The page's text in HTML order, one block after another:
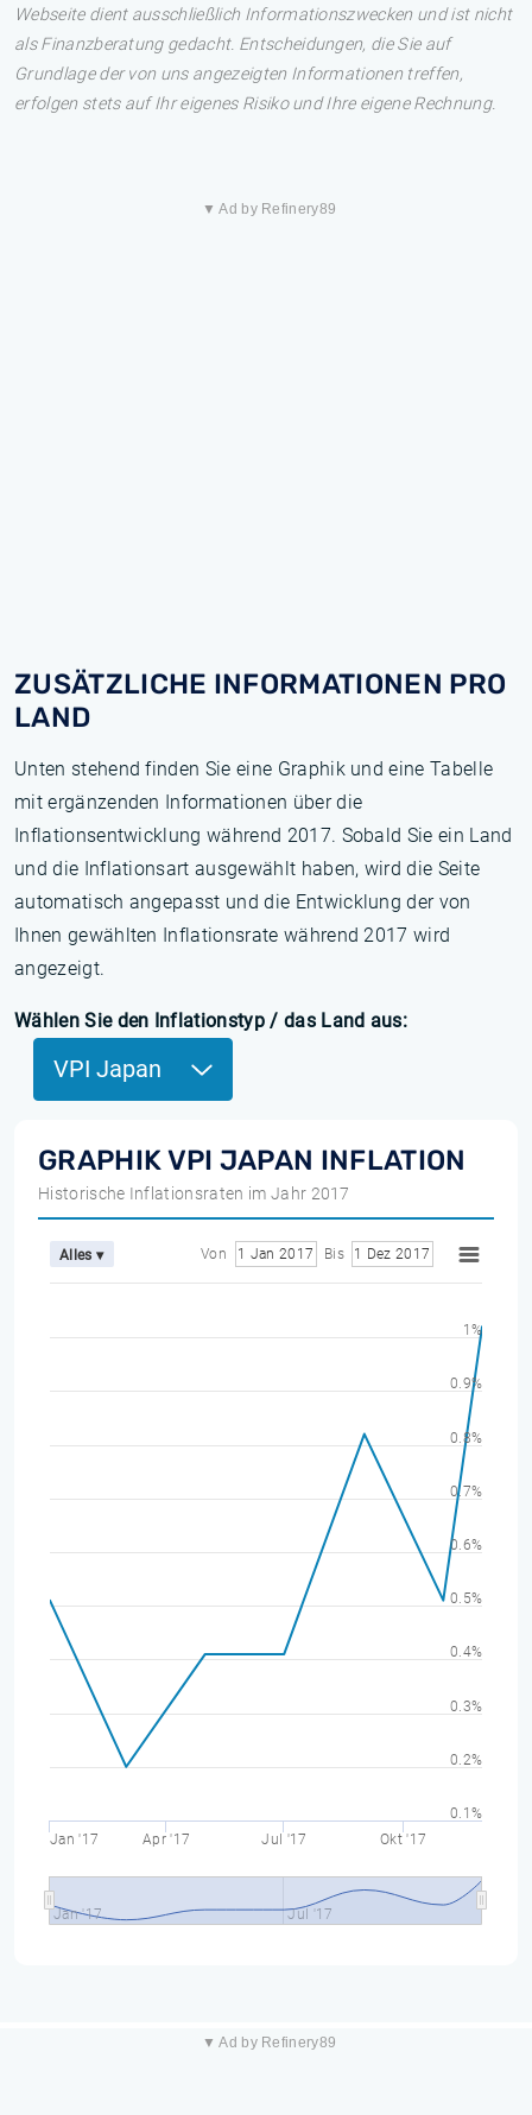
Webseite dient ausschließlich Informationszwecken und ist nicht
als Finanzberatung gedacht. Entscheidungen, die Sie auf
Grundlage der von uns angezeigten Informationen treffen,
erfolgen stets auf Ihr eigenes Risiko und Ihre eigene Rechnung.
▼ Ad by Refinery89
ZUSÄTZLICHE INFORMATIONEN PRO
LAND
Unten stehend finden Sie eine Graphik und eine Tabelle
mit ergänzenden Informationen über die
Inflationsentwicklung während 2017. Sobald Sie ein Land
und die Inflationsart ausgewählt haben, wird die Seite
automatisch angepasst und die Entwicklung der von
Ihnen gewählten Inflationsrate während 2017 wird
angezeigt.
Wählen Sie den Inflationstyp / das Land aus:
VPI Japan
GRAPHIK VPI JAPAN INFLATION
Historische Inflationsraten im Jahr 2017
Alles ▾ Von 1 Jan 2017 Bis 1 Dez 2017
Jan '17 Apr '17 Jul '17 Okt '17
Jan '17 Jul '17
0.1%
0.2%
0.3%
0.4%
0.5%
0.6%
0.7%
0.8%
0.9%
1%
▼ Ad by Refinery89